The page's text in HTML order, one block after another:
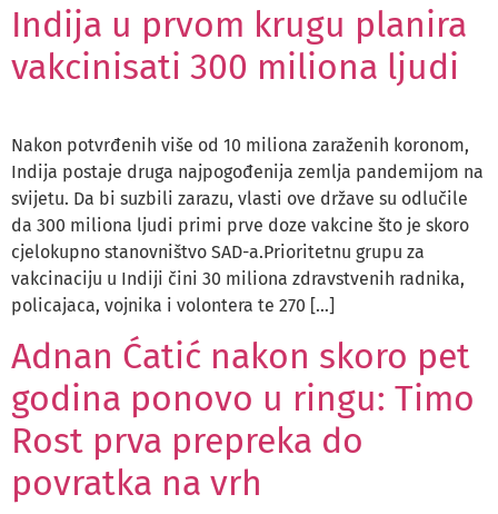
Indija u prvom krugu planira
vakcinisati 300 miliona ljudi
Nakon potvrđenih više od 10 miliona zaraženih koronom,
Indija postaje druga najpogođenija zemlja pandemijom na
svijetu. Da bi suzbili zarazu, vlasti ove države su odlučile
da 300 miliona ljudi primi prve doze vakcine što je skoro
cjelokupno stanovništvo SAD-a.Prioritetnu grupu za
vakcinaciju u Indiji čini 30 miliona zdravstvenih radnika,
policajaca, vojnika i volontera te 270 […]
Adnan Ćatić nakon skoro pet
godina ponovo u ringu: Timo
Rost prva prepreka do
povratka na vrh